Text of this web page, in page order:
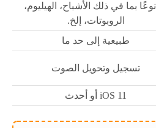
55 نوعًا بما في ذلك الأشباح، الهيليوم،
الروبوتات، إلخ.
طبيعية إلى حد ما
تسجيل وتحويل الصوت
iOS 11 أو أحدث